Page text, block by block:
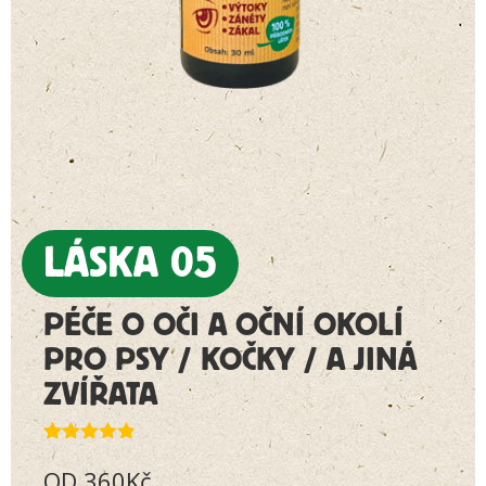
LÁSKA 05
PÉČE O OČI A OČNÍ OKOLÍ
PRO PSY / KOČKY / A JINÁ
ZVÍŘATA
Hodnoceno
4.81z 5 na
515